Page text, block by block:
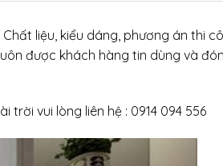
liệu, kiểu dáng, phương án thi
được khách hàng tin dùng và đón
vui lòng liên hệ : 0914 094 556